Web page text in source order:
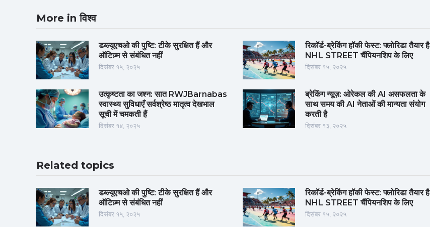
More in विश्व
डब्ल्यूएचओ की पुष्टि: टीके सुरक्षित हैं और
ऑटिज़्म से संबंधित नहीं
दिसंबर १५, २०२५
रिकॉर्ड-ब्रेकिंग हॉकी फेस्ट: फ्लोरिडा तैयार है
NHL STREET चैंपियनशिप के लिए
दिसंबर १५, २०२५
उत्कृष्टता का जश्न: सात RWJBarnabas
स्वास्थ्य सुविधाएँ सर्वश्रेष्ठ मातृत्व देखभाल
सूची में चमकती हैं
दिसंबर १४, २०२५
ब्रेकिंग न्यूज़: ओरेकल की AI असफलता के
साथ समय की AI नेताओं की मान्यता संयोग
करती है
दिसंबर १३, २०२५
Related topics
डब्ल्यूएचओ की पुष्टि: टीके सुरक्षित हैं और
ऑटिज़्म से संबंधित नहीं
दिसंबर १५, २०२५
रिकॉर्ड-ब्रेकिंग हॉकी फेस्ट: फ्लोरिडा तैयार है
NHL STREET चैंपियनशिप के लिए
दिसंबर १५, २०२५